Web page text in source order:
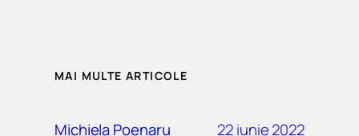
MAI MULTE ARTICOLE
Michiela Poenaru 22 iunie 2022